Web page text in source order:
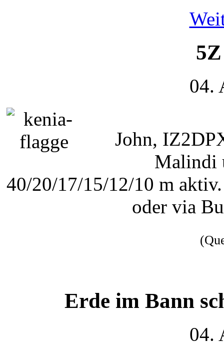
04.
John,
Malindi
40/20/17/15/12/10 m
oder via
Erde im Bann
04.